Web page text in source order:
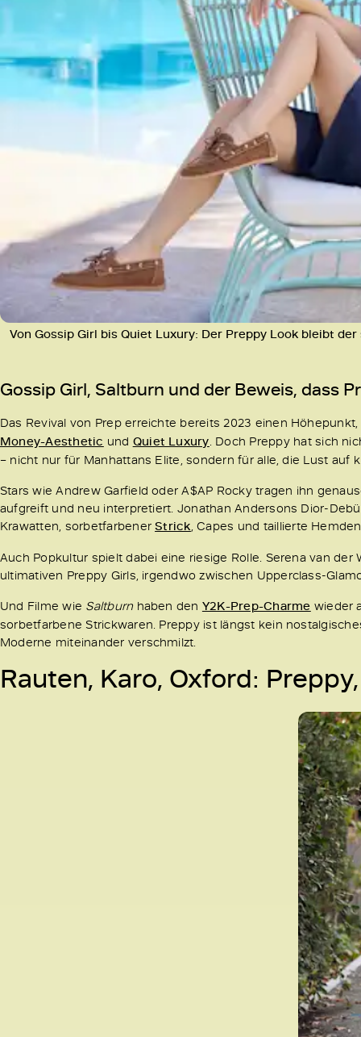
Von Gossip Girl bis Quiet Luxury: Der Preppy Look bleibt
Gossip Girl, Saltburn und der Beweis, dass
Das Revival von Prep erreichte bereits 2023 einen
Money-Aesthetic und Quiet Luxury. Doch Preppy hat sich
– nicht nur für Manhattans Elite, sondern für alle, die Lust auf
Stars wie Andrew Garfield oder A$AP Rocky tragen ihn
aufgreift und neu interpretiert. Jonathan Andersons Dior-
Krawatten, sorbetfarbenerStrick, Capes und taillierte
Auch Popkultur spielt dabei eine riesige Rolle. Serena van
ultimativen Preppy Girls, irgendwo zwischen Upperclass-
Und Filme wie Saltburn haben den Y2K-Prep-Charme wieder
sorbetfarbene Strickwaren. Preppy ist längst kein
Moderne miteinander verschmilzt.
Rauten, Karo, Oxford: